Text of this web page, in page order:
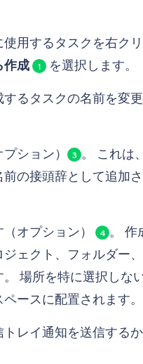
用するタスクを右ク
作成 1
を選択します。
るタスクの名前を変
ション）
3 。 これは
の接頭辞として追加
オプション）
4 。 作
ェクト、フォルダー
場所を特に選択しな
ースに配置されます。
レイ通知を送信する